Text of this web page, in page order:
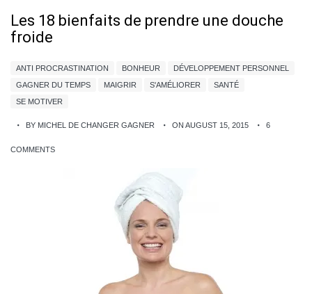
Les 18 bienfaits de prendre une douche
froide
ANTI PROCRASTINATION BONHEUR
DÉVELOPPEMENT PERSONNEL
GAGNER DU TEMPS
MAIGRIR S'AMÉLIORER
SANTÉ
SE MOTIVER
BY MICHEL DE CHANGER GAGNER ON AUGUST 15, 2015 6
COMMENTS